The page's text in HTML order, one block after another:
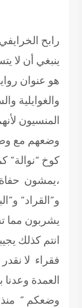
رابح الخرايفي
ينبغي أن لا
هو عنوان
والغوايلية
المنسيون
وضعهم مع
كوخ “نوالة”
،يمشون حفاة
و”القراد”
يشربون مما
انتم كذلك
فقراء لا
العمدة
وضعكم ” منذ